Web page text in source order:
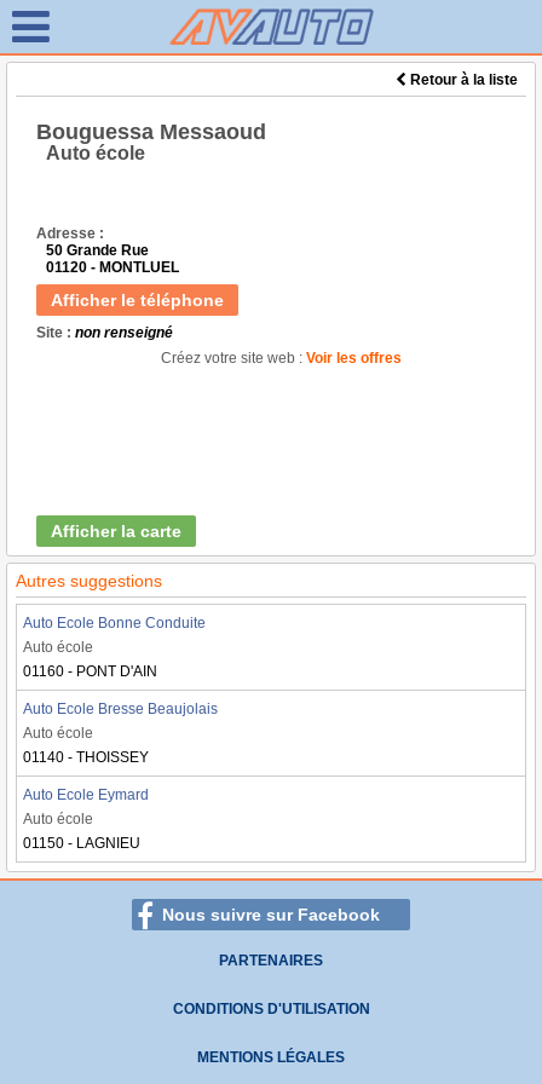
Retour à la liste
Bouguessa Messaoud
Auto école
Adresse :
50 Grande Rue
01120 - MONTLUEL
Afficher le téléphone
Site : non renseigné
Créez votre site web : Voir les offres
Afficher la carte
Autres suggestions
Auto Ecole Bonne Conduite
Auto école
01160 - PONT D'AIN
Auto Ecole Bresse Beaujolais
Auto école
01140 - THOISSEY
Auto Ecole Eymard
Auto école
01150 - LAGNIEU
Nous suivre sur Facebook
PARTENAIRES
CONDITIONS D'UTILISATION
MENTIONS LÉGALES